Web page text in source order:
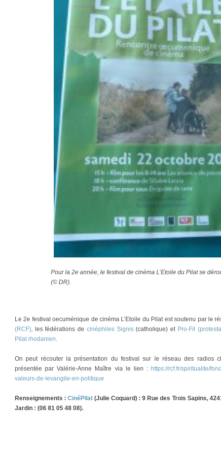
Pour la 2e année, le festival de cinéma L’Etoile du Pilat se
(© DR).
Le 2e festival oecuménique de cinéma L’Etoile du Pilat est soutenu par le
(RCF), les fédérations de cinéphiles Signis(catholique) et Pro-Fil
Pilat rhodanien.
On peut récouter la présentation du festival sur le réseau des radios
présentée par Valérie-Anne Maître via le lien : https://rcf.fr/spiritualite/
valeurs-de-levangile-en-politique
Renseignements : CinéPilat (Julie Coquard) :9 Rue des Trois Sapins,
Jardin : (06 81 05 48 08).